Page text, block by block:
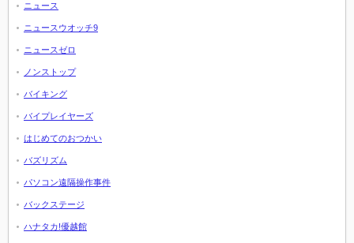
ニュース
ニュースウオッチ9
ニュースゼロ
ノンストップ
バイキング
バイプレイヤーズ
はじめてのおつかい
バズリズム
パソコン遠隔操作事件
バックステージ
ハナタカ!優越館